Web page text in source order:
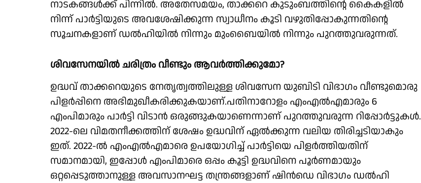
നാടകങ്ങള്‍ക്ക് പിന്നില്‍. അതേസമയം, താക്കറെ കുടുംബത്തിന്റെ കൈകളില്‍
നിന്ന് പാര്‍ട്ടിയുടെ അവശേഷിക്കുന്ന സ്വാധീനം കൂടി വഴുതിപ്പോകുന്നതിന്റെ
സൂചനകളാണ് ഡല്‍ഹിയില്‍ നിന്നും മുംബൈയില്‍ നിന്നും പുറത്തുവരുന്നത്.
ശിവസേനയില്‍ ചരിത്രം വീണ്ടും ആവര്‍ത്തിക്കുമോ?
ഉദ്ധവ് താക്കറെയുടെ നേതൃത്വത്തിലുള്ള ശിവസേന യുബിടി വിഭാഗം വീണ്ടുമൊരു
പിളര്‍പ്പിനെ അഭിമുഖീകരിക്കുകയാണ്.പതിനാറോളം എംഎല്‍എമാരും 6
എംപിമാരും പാര്‍ട്ടി വിടാന്‍ ഒരുങ്ങുകയാണെന്നാണ് പുറത്തുവരുന്ന റിപ്പോര്‍ട്ടുകള്‍.
2022-ലെ വിമതനീക്കത്തിന് ശേഷം ഉദ്ധവിന് ഏല്‍ക്കുന്ന വലിയ തിരിച്ചടിയാകും
ഇത്. 2022-ല്‍ എംഎല്‍എമാരെ ഉപയോഗിച്ച് പാര്‍ട്ടിയെ പിളര്‍ത്തിയതിന്
സമാനമായി, ഇപ്പോള്‍ എംപിമാരെ ഒപ്പം കൂട്ടി ഉദ്ധവിനെ പൂർണമായും
ഒറ്റപ്പെടുത്താനുള്ള അവസാനഘട്ട തന്ത്രങ്ങളാണ് ഷിന്‍ഡെ വിഭാഗം ഡല്‍ഹി